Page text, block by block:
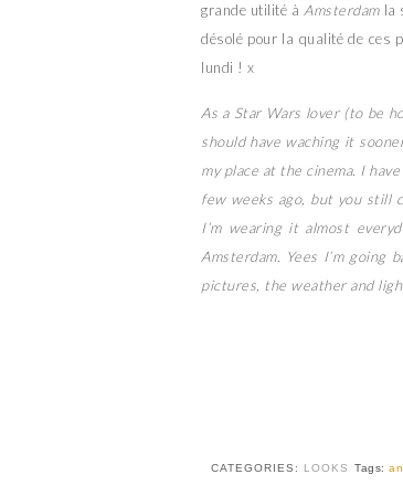
grande utilité à Amsterdamla
désolé pour la qualité de ces
lundi ! x
As a Star Wars lover (to be
should have waching it
my place at the cinema. I
few weeks ago, but you still
I’m wearing it almost
Amsterdam. Yees I’m
pictures, the weather and
CATEGORIES: LOOKS Tags: